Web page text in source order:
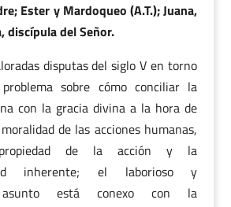
Ester y Mardoqueo (A.T.); Juana,
discípula del Señor.
disputas del siglo V en torno
sobre cómo conciliar la
con la gracia divina a la hora de
de las acciones humanas,
de la acción y la
inherente; el laborioso y
asunto está conexo con la